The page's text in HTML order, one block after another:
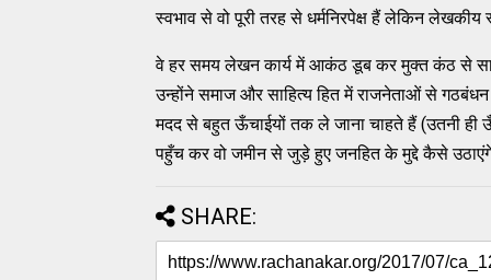
स्वभाव से वो पूरी तरह से धर्मनिरपेक्ष हैं लेकिन
वे हर समय लेखन कार्य में आकंठ डूब कर मुक्त कंठ से
उन्होंने समाज और साहित्य हित में राजनेताओं से
मदद से बहुत ऊँचाईयों तक ले जाना चाहते हैं (उतनी
पहुँच कर वो जमीन से जुड़े हुए जनहित के मुद्दे कैसे
SHARE: